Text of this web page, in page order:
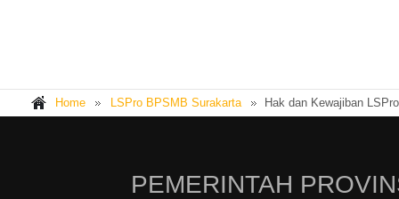
Home LSPro BPSMB Surakarta Hak dan Kewajiban LSPro
PEMERINTAH